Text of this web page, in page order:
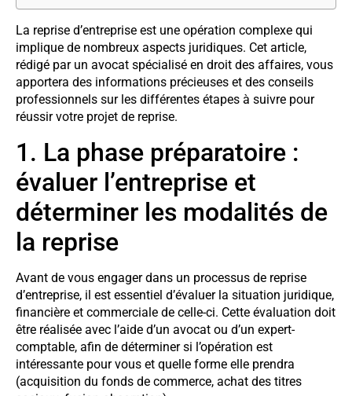
La reprise d’entreprise est une opération complexe qui
implique de nombreux aspects juridiques. Cet article,
rédigé par un avocat spécialisé en droit des affaires, vous
apportera des informations précieuses et des conseils
professionnels sur les différentes étapes à suivre pour
réussir votre projet de reprise.
1. La phase préparatoire :
évaluer l’entreprise et
déterminer les modalités de
la reprise
Avant de vous engager dans un processus de reprise
d’entreprise, il est essentiel d’évaluer la situation juridique,
financière et commerciale de celle-ci. Cette évaluation doit
être réalisée avec l’aide d’un avocat ou d’un expert-
comptable, afin de déterminer si l’opération est
intéressante pour vous et quelle forme elle prendra
(acquisition du fonds de commerce, achat des titres